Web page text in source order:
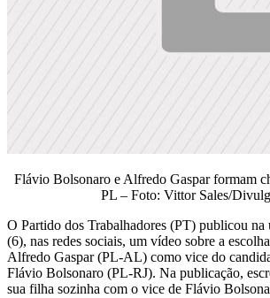
Flávio Bolsonaro e Alfredo Gaspar formam
PL – Foto: Vittor Sales/
O Partido dos Trabalhadores (PT) publicou
(6), nas redes sociais, um vídeo sobre a
Alfredo Gaspar (PL-AL) como vice do
Flávio Bolsonaro (PL-RJ). Na publicação,
sua filha sozinha com o vice de Flávio